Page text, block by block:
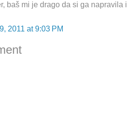
baš mi je drago da si ga napravila
2011 at 9:03 PM